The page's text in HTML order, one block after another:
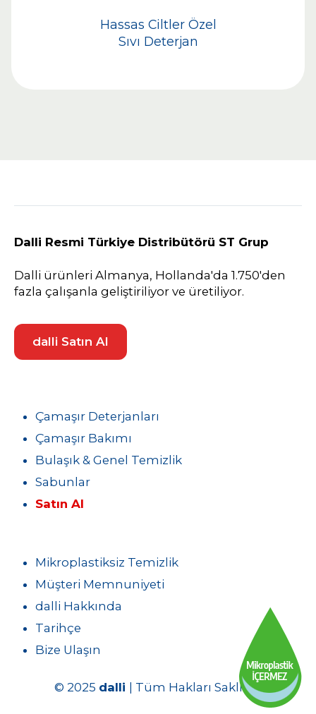
Hassas Ciltler Özel
Sıvı Deterjan
Dalli Resmi Türkiye Distribütörü ST Grup
Dalli ürünleri Almanya, Hollanda'da 1.750'den
fazla çalışanla geliştiriliyor ve üretiliyor.
dalli Satın Al
Çamaşır Deterjanları
Çamaşır Bakımı
Bulaşık & Genel Temizlik
Sabunlar
Satın Al
Mikroplastiksiz Temizlik
Müşteri Memnuniyeti
dalli Hakkında
Tarihçe
Bize Ulaşın
© 2025 dalli | Tüm Hakları Saklıdır.